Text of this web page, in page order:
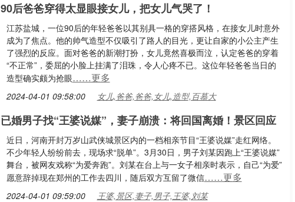
90后爸爸穿得太显眼接女儿，把女儿气哭了！
江苏盐城，一位90后的年轻爸爸以其别具一格的穿搭风格，在接女儿时意外
成为了焦点。他的帅气造型不仅吸引了路人的目光，更让自家的小公主产生
了强烈的反应。面对爸爸的新潮打扮，女儿竟然喜极而泣，认定爸爸的穿着
“不正常”，委屈的小脸上挂满了泪珠，令人心疼不已。这位年轻爸爸当日的
造型确实颇为抢眼……更多
2024-04-01 09:58:00 女儿,爸爸,爸爸,女儿,造型,百慕大
已婚男子找“王婆说媒”，妻子崩溃：将回国离婚！景区回应
近日，河南开封万岁山武侠城景区内的一档相亲节目“王婆说媒”走红网络。
不少年轻人纷纷前去，现场求“脱单”。3月30日，男子刘某因跑上“王婆说媒”
舞台，被网友戏称“为爱奔跑”。刘某在台上与一女子相亲时表示，自己“为爱”
愿意辞掉现在郑州的工作去四川，随后双方互留了微信……更多
2024-04-01 09:59:00 王婆,景区,妻子,男子,王婆,刘某